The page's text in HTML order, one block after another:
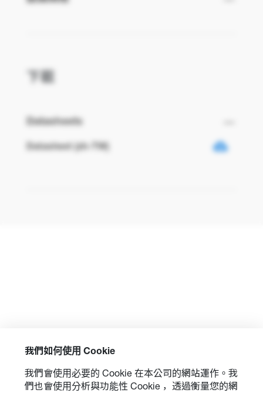
我們如何使用 Cookie
我們會使用必要的 Cookie 在本公司的網站運作。我
們也會使用分析與功能性 Cookie ，透過衡量您的網
下載
Datasheets
Datasheet (zh-TW)